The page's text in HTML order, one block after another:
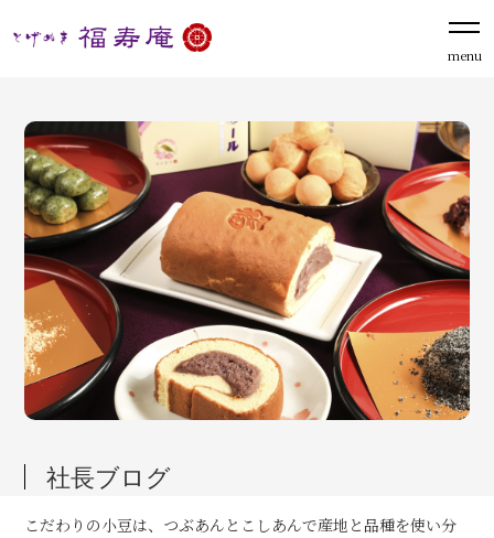
menu
社長ブログ
こだわりの小豆は、つぶあんとこしあんで産地と品種を使い分